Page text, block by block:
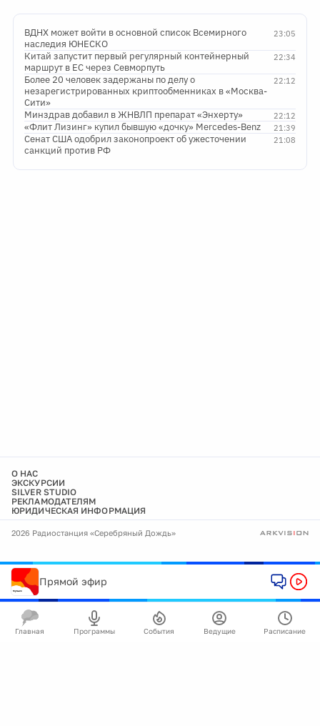
23:05
ВДНХ может войти в основной список Всемирного
наследия ЮНЕСКО
22:34
Китай запустит первый регулярный контейнерный
маршрут в ЕС через Севморпуть
22:12
Более 20 человек задержаны по делу о
незарегистрированных криптообменниках в «Москва-
Сити»
22:12
Минздрав добавил в ЖНВЛП препарат «Энхерту»
21:39
«Флит Лизинг» купил бывшую «дочку» Mercedes-Benz
21:08
Сенат США одобрил законопроект об ужесточении
санкций против РФ
О НАС
ЭКСКУРСИИ
SILVER STUDIO
РЕКЛАМОДАТЕЛЯМ
ЮРИДИЧЕСКАЯ ИНФОРМАЦИЯ
2026 Радиостанция «Серебряный Дождь»
Прямой эфир
Главная Программы События Ведущие Расписание